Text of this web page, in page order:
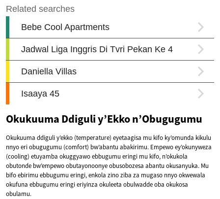
Okukuuma Ddiguli y’Ekko n’Obugugumu
Okukuuma ddiguli y’ekko (temperature) eyetaagisa mu kifo ky’omunda kikulu
nnyo eri obugugumu (comfort) bw’abantu abakirimu. Empewo ey’okunyweza
(cooling) etuyamba okuggyawo ebbugumu eringi mu kifo, n’okukola
obutonde bw’empewo obutayonoonye obusobozesa abantu okusanyuka. Mu
bifo ebirimu ebbugumu eringi, enkola zino ziba za mugaso nnyo okwewala
okufuna ebbugumu eringi eriyinza okuleeta obulwadde oba okukosa
obulamu.